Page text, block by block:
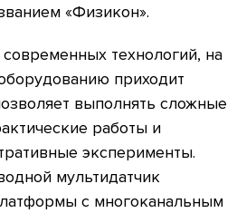
«Физикон».
технологий, на
приходит
выполнять сложные
работы и
эксперименты.
мультидатчик
с многоканальным